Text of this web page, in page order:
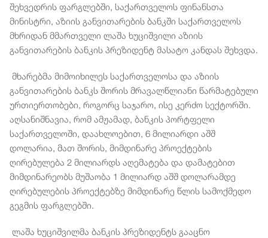
შეხვედრის ფარგლებში, საქართველოს ფინანსთა
მინისტრი, აზიის განვითარების ბანკში საქართველოს
მხრიდან მმართველი ლაშა ხუციშვილი აზიის
განვითარების ბანკის პრეზიდენტ მასატო კანდას შეხვდა.
მხარებმა მიმოიხილეს საქართველოსა და აზიის
განვითარების ბანკს შორის მრავალწლიანი წარმატებული
ურთიერთობები, როგორც საჯარო, ისე კერძო სექტორში.
აღსანიშნავია, რომ ამჟამად, ბანკის პორტფელი
საქართველოში, დაახლოებით, 6 მილიარდი აშშ
დოლარია, მათ შორის, მიმდინარე პროექტების
ღირებულება 2 მილიარდს აღემატება და დამატებით
მიმდინარეობს მუშაობა 1 მილიარდ აშშ დოლარამდე
ღირებულების პროექტებზე მიმდინარე წლის სამოქმედო
გეგმის ფარგლებში.
ლაშა ხუციშვილმა ბანკის პრეზიდენტს გააცნო